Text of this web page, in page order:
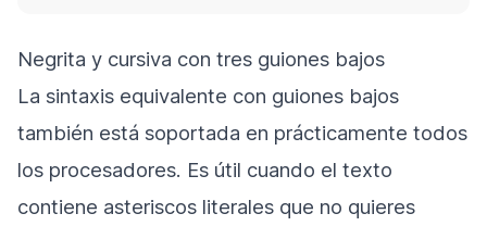
Negrita y cursiva con tres guiones bajos
La sintaxis equivalente con guiones bajos
también está soportada en prácticamente todos
los procesadores. Es útil cuando el texto
contiene asteriscos literales que no quieres